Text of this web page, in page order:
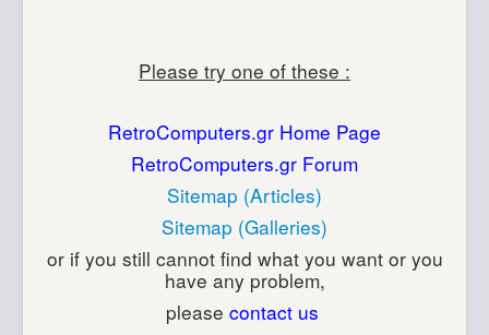
Please try one of these :
RetroComputers.gr Home Page
RetroComputers.gr Forum
Sitemap (Articles)
Sitemap (Galleries)
or if you still cannot find what you want or you
have any problem,
please contact us